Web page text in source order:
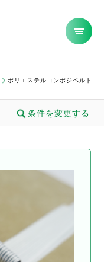
ポリエステルコンポジベルト
条件を変更する